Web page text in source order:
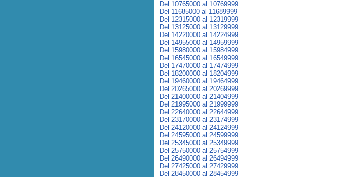
Del 10765000 al 10769999
Del 11685000 al 11689999
Del 12315000 al 12319999
Del 13125000 al 13129999
Del 14220000 al 14224999
Del 14955000 al 14959999
Del 15980000 al 15984999
Del 16545000 al 16549999
Del 17470000 al 17474999
Del 18200000 al 18204999
Del 19460000 al 19464999
Del 20265000 al 20269999
Del 21400000 al 21404999
Del 21995000 al 21999999
Del 22640000 al 22644999
Del 23170000 al 23174999
Del 24120000 al 24124999
Del 24595000 al 24599999
Del 25345000 al 25349999
Del 25750000 al 25754999
Del 26490000 al 26494999
Del 27425000 al 27429999
Del 28450000 al 28454999